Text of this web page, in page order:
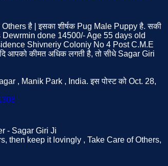
Others है | इसका शीर्षक Pug Male Puppy है. सकी
Dewrmin done 14500/- Age 55 days old
Shivneriy Coloniy No 4 Post C.M.E
आपको कीमत अधिक लगती है, तो सीधे Sagar Giri
, Manik Park , India. इस पोस्ट को Oct. 28,
- Sagar Giri Ji
then keep it lovingly , Take Care of Others,